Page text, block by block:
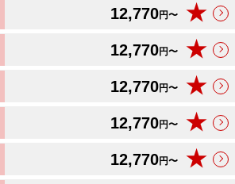
12,770円〜 ★
12,770円〜 ★
12,770円〜 ★
12,770円〜 ★
12,770円〜 ★